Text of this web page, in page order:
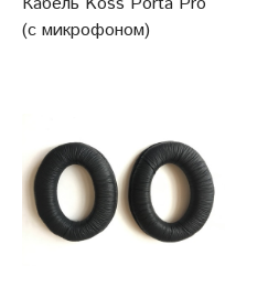
(с микрофоном)